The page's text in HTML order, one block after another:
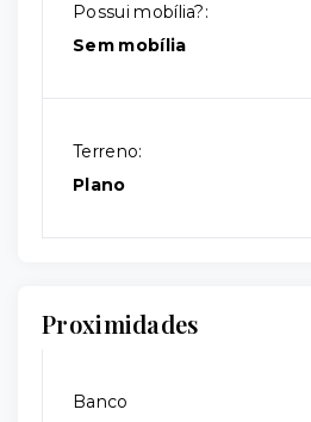
Possui mobília?:
Sem mobília
Terreno:
Plano
Proximidades
Banco